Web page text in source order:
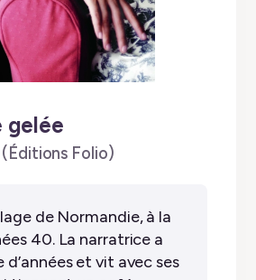
gelée
Folio)
de Normandie, à la
40. La narratrice a
d’années et vit avec ses